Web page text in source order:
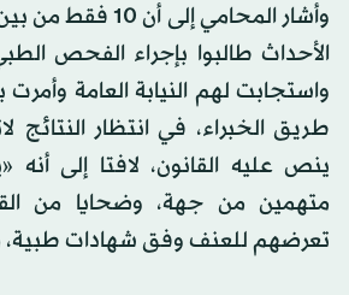
وأشار المحامي إلى
الأحداث طالبوا بإجراء الفحص
واستجابت لهم النيابة العامة
طريق الخبراء، في انتظار النتائج
ينص عليه القانون، لافتا إلى
متهمين من جهة، وضحايا من
تعرضهم للعنف وفق شهادات